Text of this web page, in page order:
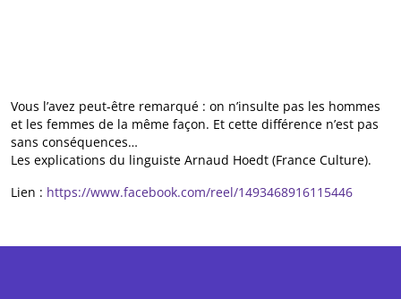
Vous l’avez peut‑être remarqué : on n’insulte pas les hommes
et les femmes de la même façon. Et cette différence n’est pas
sans conséquences…
Les explications du linguiste Arnaud Hoedt (France Culture).
Lien : https://www.facebook.com/reel/1493468916115446